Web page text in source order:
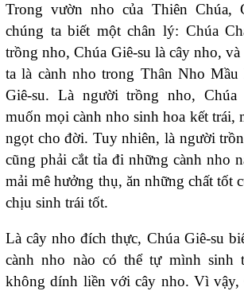
Trong vườn nho của Thiên Chúa,
chúng ta biết một chân lý: Chúa
trồng nho, Chúa Giê-su là cây nho,
ta là cành nho trong Thân Nho Mầu
Giê-su. Là người trồng nho, Chúa
muốn mọi cành nho sinh hoa kết trái,
ngọt cho đời. Tuy nhiên, là người
cũng phải cắt tỉa đi những cành nho
mải mê hưởng thụ, ăn những chất tốt
chịu sinh trái tốt.
Là cây nho đích thực, Chúa Giê-su
cành nho nào có thể tự mình sinh
không dính liền với cây nho. Vì vậy,